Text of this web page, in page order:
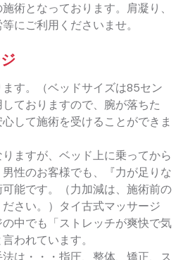
術となっております。肩凝り、
にご利用くださいませ。
す。（ベッドサイズは85セン
ておりますので、腕が落ちた
して施術を受けることができま
ますが、ベッド上に乗ってから
性のお客様でも、『力が足りな
能です。（力加減は、施術前の
さい。）タイ古式マッサージ
中でも「ストレッチが爽快で気
われています。